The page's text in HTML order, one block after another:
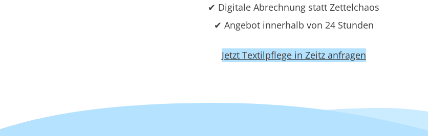
✔ Digitale Abrechnung statt Zettelchaos
✔ Angebot innerhalb von 24 Stunden
Jetzt Textilpflege in Zeitz anfragen